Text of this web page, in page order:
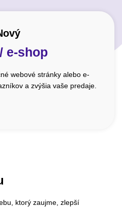
e-shop
webové stránky alebo e-
a zvýšia vaše predaje.
ktorý zaujme, zlepší